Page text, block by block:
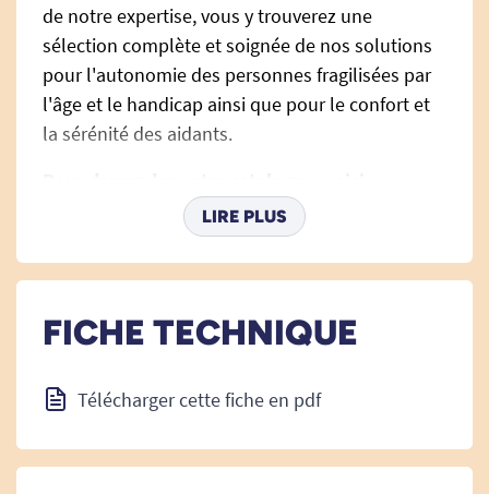
de notre expertise, vous y trouverez une
sélection complète et soignée de nos solutions
pour l'autonomie des personnes fragilisées par
l'âge et le handicap ainsi que pour le confort et
la sérénité des aidants.
ergo.
panieren cliquant sur le bouton bleu "Ajouter au
Allez dans votre panier et valider votre
commande. Le catalogue est gratuit.
n'aurez qu'àrégler les frais de port. Ils sont à
LIRE PLUS
FICHE TECHNIQUE
Télécharger cette fiche en pdf